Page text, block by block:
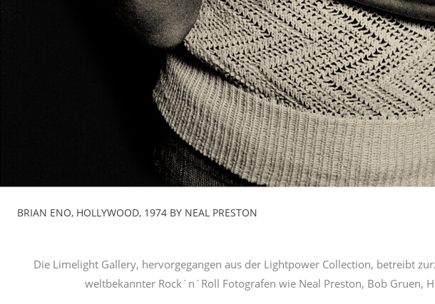
BRIAN ENO, HOLLYWOOD, 1974 BY NEAL PRESTON
Die Limelight Gallery, hervorgegangen aus der Lightpower Collection, betreibt
weltbekannter Rock`n`Roll Fotografen wie Neal Preston, Bob Gruen,